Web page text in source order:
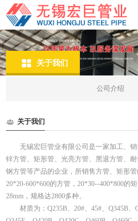
关于我们
公司介绍
关于我们
无锡宏巨管业有限公司是一家加工、销
锌方管、矩形管、光亮方管、黑退方管、
钢方管等产品的企业，所销售方管、矩形管
20*20-600*600的方管，20*30--400*800的
28mm，规格达2800多种。
材质为：Q235B、20#、45#、Q345B、